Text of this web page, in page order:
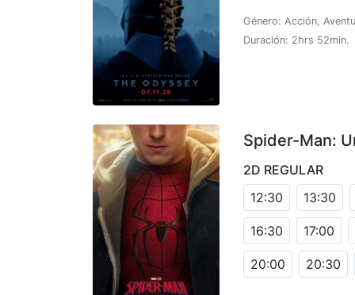
Género: Acción,
Duración: 2hrs 52min.
Spider-Man:
2D REGULAR
12:30
13:30
16:30 17:00
20:00 20:30